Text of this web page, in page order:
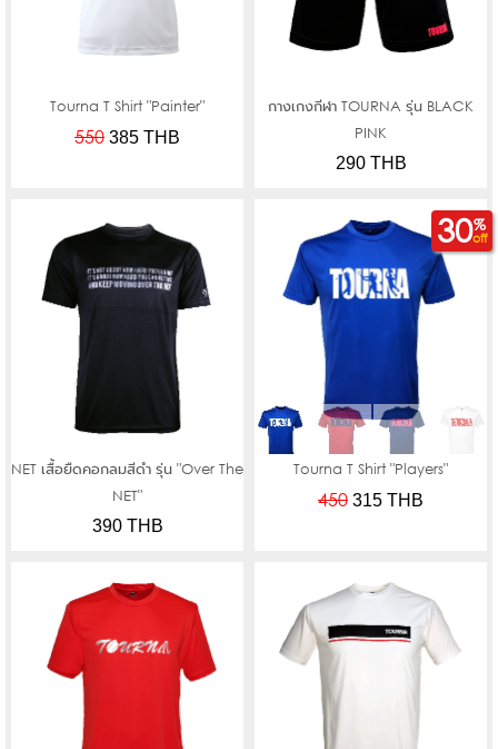
Tourna T Shirt "Painter"
550 385 THB
กางเกงกีฬา TOURNA รุ่น BLACK
PINK
290 THB
NET เสื้อยืดคอกลมสีดำ รุ่น "Over The
NET"
390 THB
Tourna T Shirt "Players"
450 315
30%
off
THB